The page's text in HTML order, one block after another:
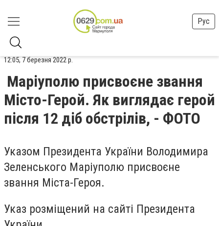
Рус
12:05, 7 березня 2022 р.
Маріуполю присвоєне звання
Місто-Герой. Як виглядає герой
після 12 діб обстрілів, - ФОТО
Указом Президента України Володимира
Зеленського Маріуполю присвоєне
звання Міста-Героя.
Указ розміщений на сайті Президента